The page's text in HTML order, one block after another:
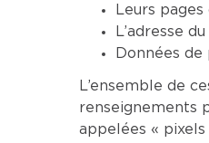
Leurs
L’adresse
Données de
L’ensemble de
renseignements
appelées «